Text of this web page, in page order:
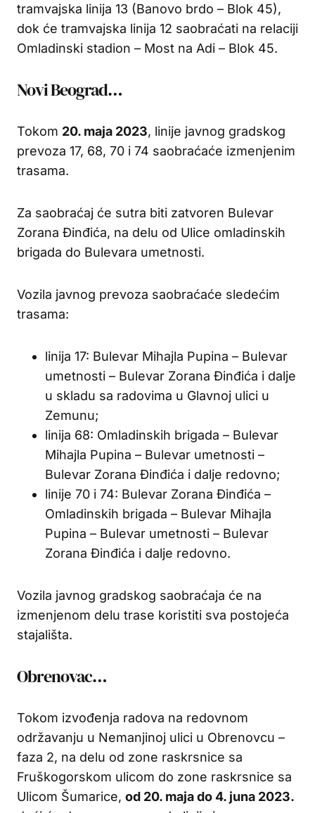
tramvajska linija 13 (Banovo brdo – Blok 45),
dok će tramvajska linija 12 saobraćati na relaciji
Omladinski stadion – Most na Adi – Blok 45.
Novi Beograd…
Tokom 20. maja 2023, linije javnog gradskog
prevoza 17, 68, 70 i 74 saobraćaće izmenjenim
trasama.
Za saobraćaj će sutra biti zatvoren Bulevar
Zorana Đinđića, na delu od Ulice omladinskih
brigada do Bulevara umetnosti.
Vozila javnog prevoza saobraćaće sledećim
trasama:
linija 17: Bulevar Mihajla Pupina – Bulevar
umetnosti – Bulevar Zorana Đinđića i dalje
u skladu sa radovima u Glavnoj ulici u
Zemunu;
linija 68: Omladinskih brigada – Bulevar
Mihajla Pupina – Bulevar umetnosti –
Bulevar Zorana Đinđića i dalje redovno;
linije 70 i 74: Bulevar Zorana Đinđića –
Omladinskih brigada – Bulevar Mihajla
Pupina – Bulevar umetnosti – Bulevar
Zorana Đinđića i dalje redovno.
Vozila javnog gradskog saobraćaja će na
izmenjenom delu trase koristiti sva postojeća
stajališta.
Obrenovac…
Tokom izvođenja radova na redovnom
održavanju u Nemanjinoj ulici u Obrenovcu –
faza 2, na delu od zone raskrsnice sa
Fruškogorskom ulicom do zone raskrsnice sa
Ulicom Šumarice, od 20. maja do 4. juna 2023.